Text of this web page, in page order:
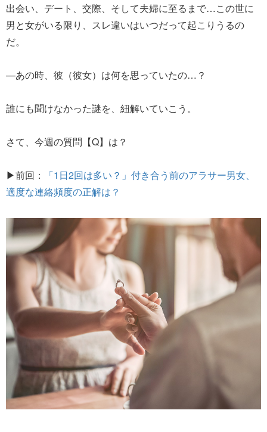
出会い、デート、交際、そして夫婦に至るまで…この世に
男と女がいる限り、スレ違いはいつだって起こりうるの
だ。
—あの時、彼（彼女）は何を思っていたの…？
誰にも聞けなかった謎を、紐解いていこう。
さて、今週の質問【Q】は？
▶前回：
「1日2回は多い？」付き合う前のアラサー男女、
適度な連絡頻度の正解は？